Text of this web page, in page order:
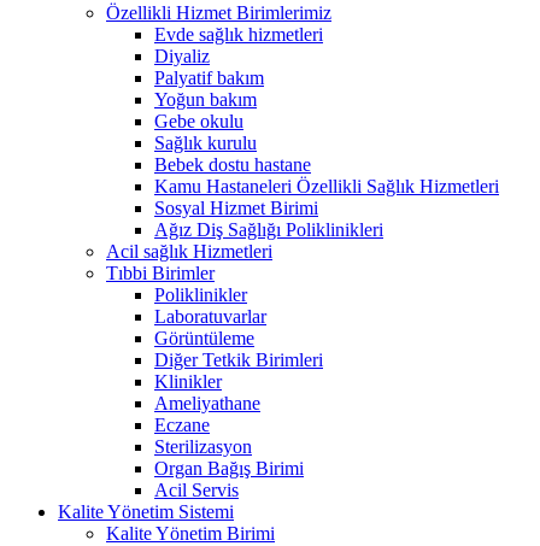
Özellikli Hizmet Birimlerimiz
Evde sağlık hizmetleri
Diyaliz
Palyatif bakım
Yoğun bakım
Gebe okulu
Sağlık kurulu
Bebek dostu hastane
Kamu Hastaneleri Özellikli Sağlık Hizmetleri
Sosyal Hizmet Birimi
Ağız Diş Sağlığı Poliklinikleri
Acil sağlık Hizmetleri
Tıbbi Birimler
Poliklinikler
Laboratuvarlar
Görüntüleme
Diğer Tetkik Birimleri
Klinikler
Ameliyathane
Eczane
Sterilizasyon
Organ Bağış Birimi
Acil Servis
Kalite Yönetim Sistemi
Kalite Yönetim Birimi